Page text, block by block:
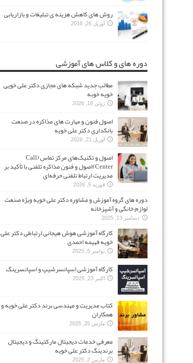
روش های کاهش هزینه ی تبلیغات و بازاریابی
آوریل 26, 2016
دوره های و کلاس های آموزشی
مطالب جدید شبکه های مجازی دکتر علی خویی
خویه خوبه
ژوئن 18, 2026
اصول فنون و مهارت های مذاکره در صنعت
بانکداری دکتر علی خویه
آوریل 21, 2026
اصول و تکنیک‌های مرکز تماس (Call
Center)اصول و فنون مذاکره تلفنی با تأکید بر
مدیریت ارتباط تلفنی حرفه‌ای
فوریه 5, 2026
دوره های گروه آموزش و مشاوره دکتر علی خویه ویژه صنعت
لوازم خانگی و آشپزخانه
دسامبر 13, 2025
کارگاه آموزشی هوش هیجانی ارتباطی دکتر علی
خویه فهیمه احمدی
نوامبر 5, 2025
کارگاه آموزشی اسپانسرشیپ و اسپانسرینگ
اکتبر 23, 2025
کتاب مدیریت و مهندسی برند دکتر علی خویه و
همکاران
مارس 25, 2025
معرفی خدمات دیجیتال مارکتینگ و دیجیتال
برندینگ دکتر علی خویه
مارس 2, 2025